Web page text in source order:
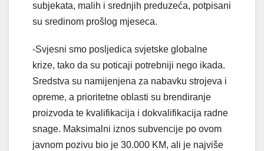
subjekata, malih i srednjih preduzeća, potpisani
su sredinom prošlog mjeseca.
-Svjesni smo posljedica svjetske globalne
krize, tako da su poticaji potrebniji nego ikada.
Sredstva su namijenjena za nabavku strojeva i
opreme, a prioritetne oblasti su brendiranje
proizvoda te kvalifikacija i dokvalifikacija radne
snage. Maksimalni iznos subvencije po ovom
javnom pozivu bio je 30.000 KM, ali je najviše